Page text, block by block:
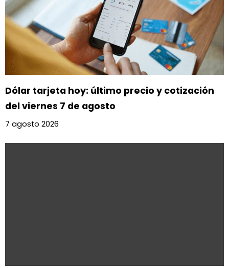
Dólar tarjeta hoy: último precio y cotización
del viernes 7 de agosto
7 agosto 2026